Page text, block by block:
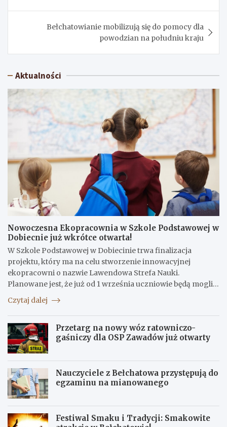
Bełchatowianie mobilizują się do pomocy dla
powodzian na południu kraju
Aktualności
Nowoczesna Ekopracownia w Szkole Podstawowej w
Dobiecnie już wkrótce otwarta!
W Szkole Podstawowej w Dobiecinie trwa finalizacja
projektu, który ma na celu stworzenie innowacyjnej
ekopracowni o nazwie Lawendowa Strefa Nauki.
Planowane jest, że już od 1 września uczniowie będą mogli…
Czytaj dalej
Przetarg na nowy wóz ratowniczo-
gaśniczy dla OSP Zawadów już otwarty
Nauczyciele z Bełchatowa przystępują do
egzaminu na mianowanego
Festiwal Smaku i Tradycji: Smakowite